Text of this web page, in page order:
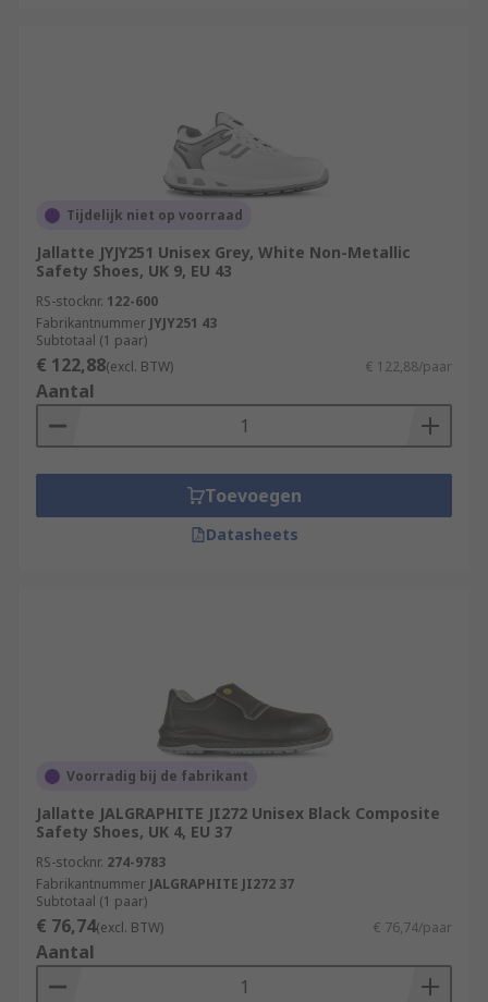
Tijdelijk niet op voorraad
Jallatte JYJY251 Unisex Grey, White Non-Metallic
Safety Shoes, UK 9, EU 43
RS-stocknr. 122-600
Fabrikantnummer JYJY251 43
Subtotaal (1 paar)
€ 122,88(excl. BTW) € 122,88/paar
Aantal
Toevoegen
Datasheets
Voorradig bij de fabrikant
Jallatte JALGRAPHITE JI272 Unisex Black Composite
Safety Shoes, UK 4, EU 37
RS-stocknr. 274-9783
Fabrikantnummer JALGRAPHITE JI272 37
Subtotaal (1 paar)
€ 76,74(excl. BTW) € 76,74/paar
Aantal